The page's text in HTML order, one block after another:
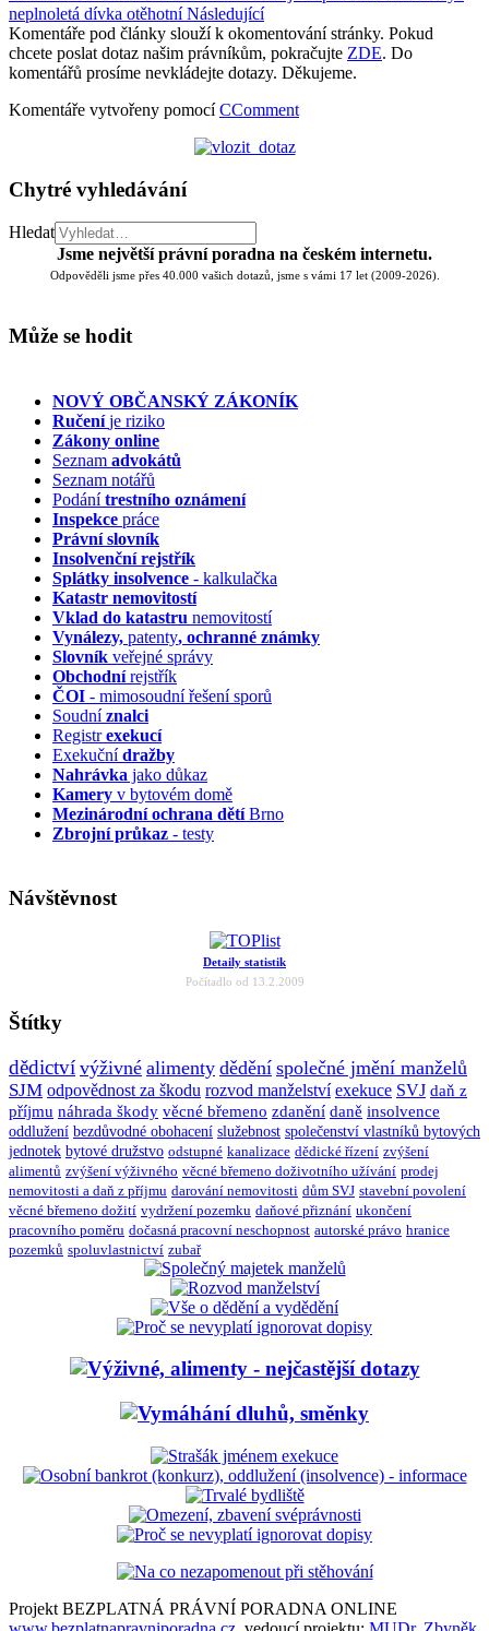
neplnoletá dívka otěhotníNásledující
Komentáře pod články slouží k okomentování stránky. Pokud
chcete poslat dotaz našim právníkům, pokračujte ZDE. Do
komentářů prosíme nevkládejte dotazy. Děkujeme.
Komentáře vytvořeny pomocíCComment
Chytré vyhledávání
Hledat
Jsme největší právní poradna na českém internetu.
Odpověděli jsme přes 40.000 vašich dotazů, jsme s vámi 17 let (2009-2026).
Může se hodit
NOVÝ OBČANSKÝ ZÁKONÍK
Ručeníje riziko
Zákony online
Seznam advokátů
Seznam notářů
Podánítrestního oznámení
Inspekce práce
Právní slovník
Insolvenčnírejstřík
Splátky insolvence - kalkulačka
Katastr nemovitostí
Vklad do katastru nemovitostí
Vynálezy, patenty, ochranné známky
Slovník veřejné správy
Obchodnírejstřík
ČOI - mimosoudní řešení sporů
Soudníznalci
Registrexekucí
Exekučnídražby
Nahrávka jako důkaz
Kamery v bytovém domě
Mezinárodní ochrana dětíBrno
Zbrojní průkaz - testy
Návštěvnost
Detaily statistik
Počítadlo od 13.2.2009
Štítky
dědictví výživné alimenty dědění společné jmění manželů
SJM odpovědnost za škodu rozvod manželství exekuce SVJ daň z
příjmu náhrada škody věcné břemeno zdanění daně insolvence
oddlužení bezdůvodné obohacení služebnost společenství vlastníků bytových
jednotek bytové družstvo odstupné kanalizace dědické řízení zvýšení
alimentů zvýšení výživného věcné břemeno doživotního užívání prodej
nemovitosti a daň z příjmu darování nemovitosti dům SVJ stavební povolení
věcné břemeno dožití vydržení pozemku daňové přiznání ukončení
pracovního poměru dočasná pracovní neschopnost autorské právo hranice
pozemků spoluvlastnictví zubař
Projekt BEZPLATNÁ PRÁVNÍ PORADNA ONLINE